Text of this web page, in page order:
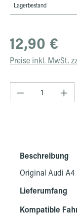
Lagerbestand
Regulärer Preis:
12,90 €
Preise inkl. MwSt.
Produkt
Beschreibung
Original Audi A4
Lieferumfang
Kompatible